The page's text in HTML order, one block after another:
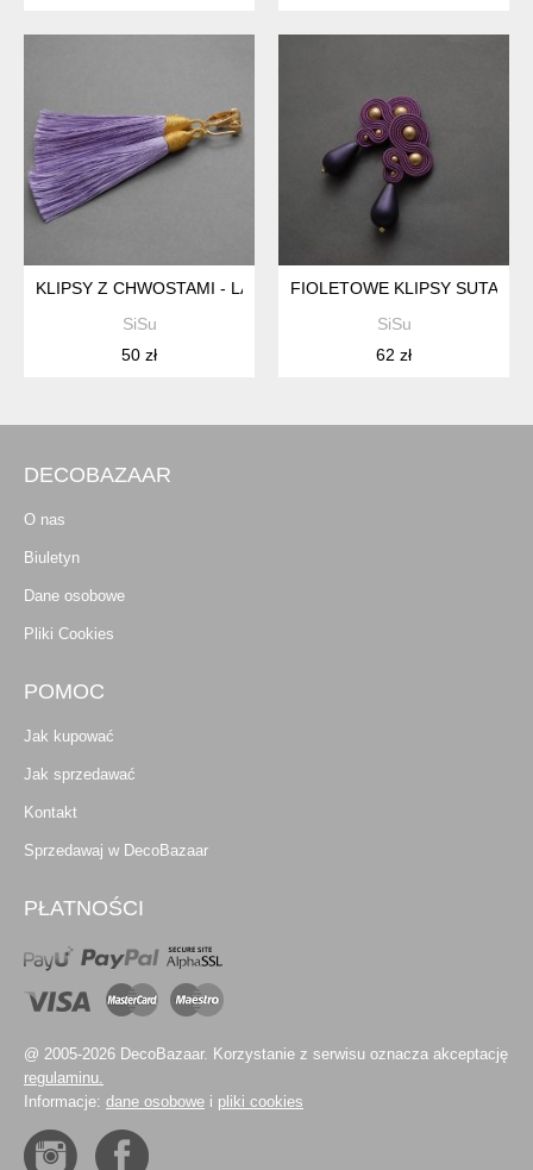
KLIPSY Z CHWOSTAMI - LAWENDOWY
SiSu
50 zł
FIOLETOWE KLIPSY SUTASZ
SiSu
62 zł
DECOBAZAAR
O nas
Biuletyn
Dane osobowe
Pliki Cookies
POMOC
Jak kupować
Jak sprzedawać
Kontakt
Sprzedawaj w DecoBazaar
PŁATNOŚCI
@ 2005-2026 DecoBazaar. Korzystanie z serwisu oznacza akceptację
regulaminu.
Informacje: dane osobowe i pliki cookies